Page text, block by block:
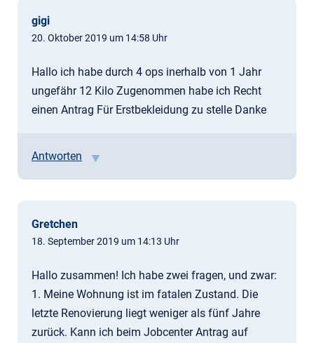
gigi
20. Oktober 2019 um 14:58 Uhr
Hallo ich habe durch 4 ops inerhalb von 1 Jahr
ungefähr 12 Kilo Zugenommen habe ich Recht
einen Antrag Für Erstbekleidung zu stelle Danke
Antworten
Gretchen
18. September 2019 um 14:13 Uhr
Hallo zusammen! Ich habe zwei fragen, und zwar:
1. Meine Wohnung ist im fatalen Zustand. Die
letzte Renovierung liegt weniger als fünf Jahre
zurück. Kann ich beim Jobcenter Antrag auf